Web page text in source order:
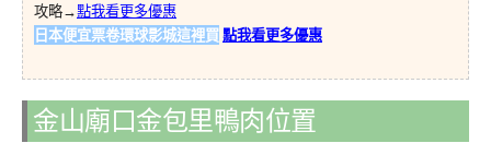
攻略→點我看更多優惠
日本便宜票卷環球影城這裡買點我看更多優惠
金山廟口金包里鴨肉位置